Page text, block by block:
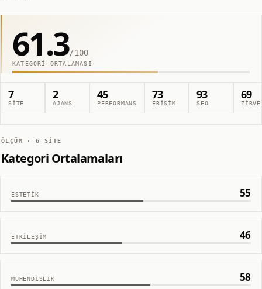
61.3/100
KATEGORI ORTALAMASI
7
SITE
2
AJANS
45
PERFORMANS
73
ERIŞIM
93
SEO
69
ZIRVE
ÖLÇÜM ·6 SITE
Kategori Ortalamaları
ESTETIK 55
ETKILEŞIM 46
MÜHENDISLIK 58